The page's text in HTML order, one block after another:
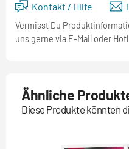
Kontakt / Hilfe
Vermisst Du
uns gerne via E-Mail oder
Ähnliche
Diese Produkte könnten